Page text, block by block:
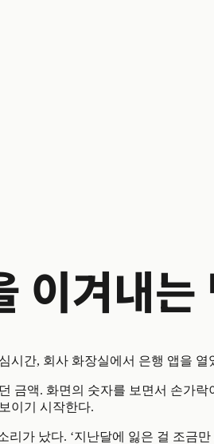
이겨내는
시간, 회사 화장실에서 은행 앱을 열
금액. 화면의 숫자를 보면서 손가락
이기 시작한다.
리가 났다. ‘지난달에 잃은 걸 조금만